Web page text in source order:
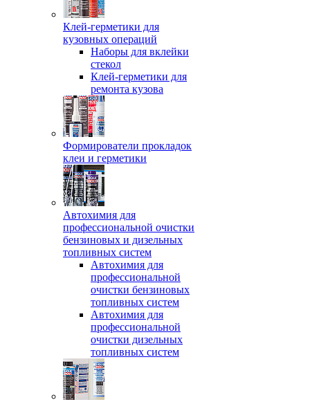
Клей-герметики для
кузовных операций
Наборы для вклейки
стекол
Клей-герметики для
ремонта кузова
Формирователи прокладок
клеи и герметики
Автохимия для
профессиональной очистки
бензиновых и дизельных
топливных систем
Автохимия для
профессиональной
очистки бензиновых
топливных систем
Автохимия для
профессиональной
очистки дизельных
топливных систем